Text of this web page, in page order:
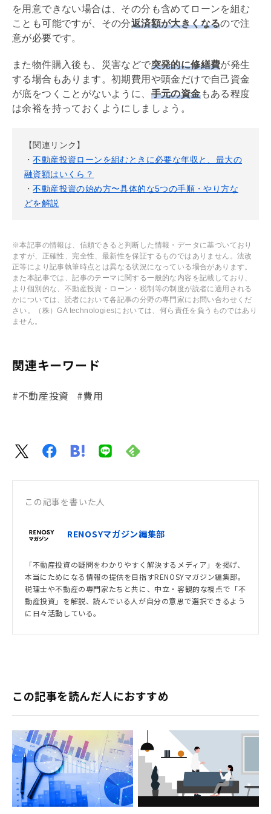
を用意できない場合は、その分も含めてローンを組む
ことも可能ですが、その分返済額が大きくなるので注
意が必要です。
また物件購入後も、災害などで突発的に修繕費が発生
する場合もあります。初期費用や頭金だけで自己資金
が底をつくことがないように、 手元の資金もある程度
は余裕を持っておくようにしましょう。
【関連リンク】
・不動産投資ローンを組むときに必要な年収と、最大の
融資額はいくら？
・不動産投資の始め方〜具体的な5つの手順・やり方な
どを解説
※本記事の情報は、信頼できると判断した情報・データに基づいており
ますが、正確性、完全性、最新性を保証するものではありません。法改
正等により記事執筆時点とは異なる状況になっている場合があります。
また本記事では、記事のテーマに関する一般的な内容を記載しており、
より個別的な、不動産投資・ローン・税制等の制度が読者に適用される
かについては、読者において各記事の分野の専門家にお問い合わせくだ
さい。（株）GA technologiesにおいては、何ら責任を負うものではあり
ません。
関連キーワード
#不動産投資 #費用
この記事を書いた人
RENOSYマガジン編集部
「不動産投資の疑問をわかりやすく解決するメディア」を掲げ、
本当にためになる情報の提供を目指すRENOSYマガジン編集部。
税理士や不動産の専門家たちと共に、中立・客観的な視点で「不
動産投資」を解説、読んでいる人が自分の意思で選択できるよう
に日々活動している。
この記事を読んだ人におすすめ